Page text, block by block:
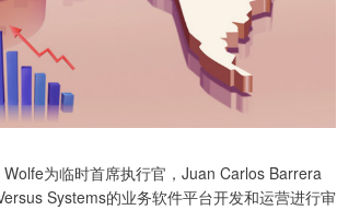
为临时首席执行官，Juan Carlos Barrera
Systems的业务软件平台开发和运营进行审